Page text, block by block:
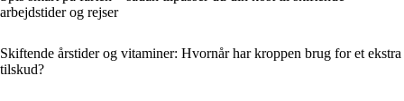
arbejdstider og rejser
Skiftende årstider og vitaminer: Hvornår har kroppen brug for et ekstra
tilskud?